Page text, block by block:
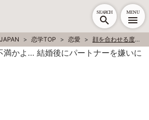
SEARCH MENU
恋学TOP 恋愛 顔を合わせる度に不満かよ… 結婚後にパートナーを嫌いになる理由5選